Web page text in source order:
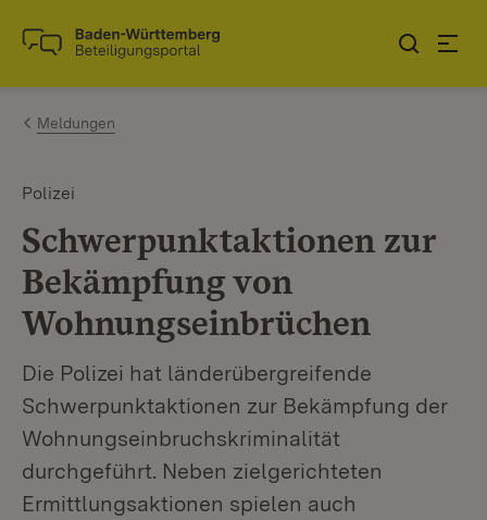
Zum Inhalt springen
Link zur Startseite
Meldungen
Polizei
Schwerpunktaktionen zur
Bekämpfung von
Wohnungseinbrüchen
Die Polizei hat länderübergreifende
Schwerpunktaktionen zur Bekämpfung der
Wohnungseinbruchskriminalität
durchgeführt. Neben zielgerichteten
Ermittlungsaktionen spielen auch